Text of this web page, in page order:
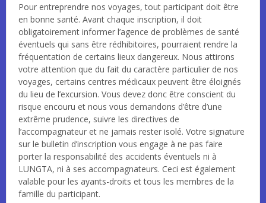
Pour entreprendre nos voyages, tout participant doit être
en bonne santé. Avant chaque inscription, il doit
obligatoirement informer l’agence de problèmes de santé
éventuels qui sans être rédhibitoires, pourraient rendre la
fréquentation de certains lieux dangereux. Nous attirons
votre attention que du fait du caractère particulier de nos
voyages, certains centres médicaux peuvent être éloignés
du lieu de l’excursion. Vous devez donc être conscient du
risque encouru et nous vous demandons d’être d’une
extrême prudence, suivre les directives de
l’accompagnateur et ne jamais rester isolé. Votre signature
sur le bulletin d’inscription vous engage à ne pas faire
porter la responsabilité des accidents éventuels ni à
LUNGTA, ni à ses accompagnateurs. Ceci est également
valable pour les ayants-droits et tous les membres de la
famille du participant.